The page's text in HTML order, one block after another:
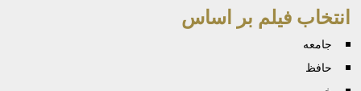
انتخاب فیلم بر اساس
جامعه
حافظ